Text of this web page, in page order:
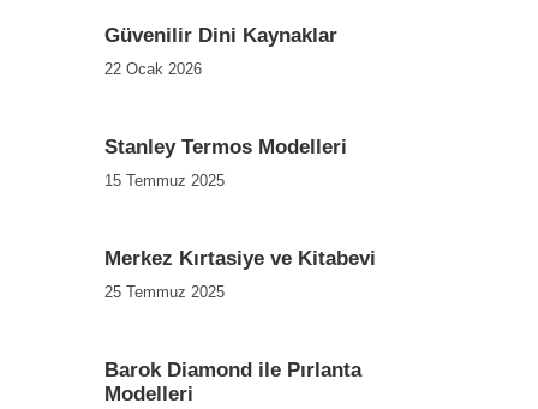
Güvenilir Dini Kaynaklar
22 Ocak 2026
Stanley Termos Modelleri
15 Temmuz 2025
Merkez Kırtasiye ve Kitabevi
25 Temmuz 2025
Barok Diamond ile Pırlanta
Modelleri